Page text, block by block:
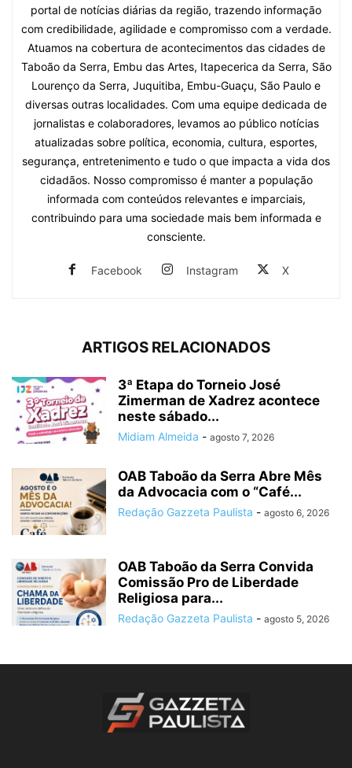
portal de notícias diárias da região, trazendo informação
com credibilidade, agilidade e compromisso com a verdade.
Atuamos na cobertura de acontecimentos das cidades de
Taboão da Serra, Embu das Artes, Itapecerica da Serra, São
Lourenço da Serra, Juquitiba, Embu-Guaçu, São Paulo e
diversas outras localidades. Com uma equipe dedicada de
jornalistas e colaboradores, levamos ao público notícias
atualizadas sobre política, economia, cultura, esportes,
segurança, entretenimento e tudo o que impacta a vida dos
cidadãos. Nosso compromisso é manter a população
informada com conteúdos relevantes e imparciais,
contribuindo para uma sociedade mais bem informada e
consciente.
Facebook Instagram X
ARTIGOS RELACIONADOS
3ª Etapa do Torneio José
Zimerman de Xadrez acontece
neste sábado...
Midiam Almeida - agosto 7, 2026
OAB Taboão da Serra Abre Mês
da Advocacia com o “Café...
Redação Gazzeta Paulista - agosto 6, 2026
OAB Taboão da Serra Convida
Comissão Pro de Liberdade
Religiosa para...
Redação Gazzeta Paulista - agosto 5, 2026